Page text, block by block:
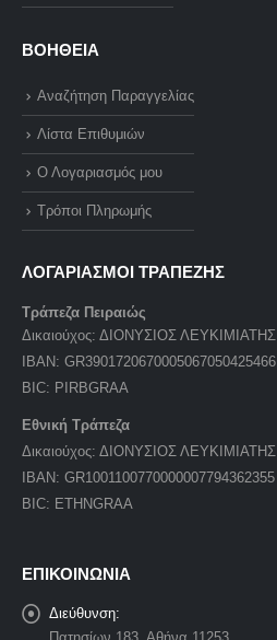
ΒΟΗΘΕΙΑ
Αναζήτηση Παραγγελίας
Λίστα Επιθυμιών
Ο Λογαριασμός μου
Τρόποι Πληρωμής
ΛΟΓΑΡΙΑΣΜΟΙ ΤΡΑΠΕΖΗΣ
Τράπεζα Πειραιώς
Δικαιούχος: ΔΙΟΝΥΣΙΟΣ ΛΕΥΚΙΜΙΑΤΗΣ
IBAN: GR3901720670005067050425466
BIC: PIRBGRAA
Εθνική Τράπεζα
Δικαιούχος: ΔΙΟΝΥΣΙΟΣ ΛΕΥΚΙΜΙΑΤΗΣ
IBAN: GR1001100770000007794362355
BIC: ETHNGRAA
ΕΠΙΚΟΙΝΩΝΙΑ
Διεύθυνση: